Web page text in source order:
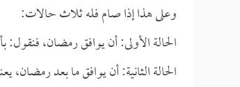
وعلى هذا إذا صام فله ثلاث حالات:
الحالة الأولى: أن يوافق رمضان،
الحالة الثانية: أن يوافق ما بعد